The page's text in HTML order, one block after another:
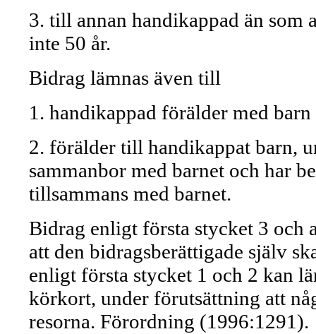
3. till annan handikappad än som
inte 50 år.
Bidrag lämnas även till
1. handikappad förälder med
2. förälder till handikappat barn,
sammanbor med barnet och har
tillsammans med barnet.
Bidrag enligt första stycket 3 och
att den bidragsberättigade själv
enligt första stycket 1 och 2 kan
körkort, under förutsättning att
resorna. Förordning (1996:1291).